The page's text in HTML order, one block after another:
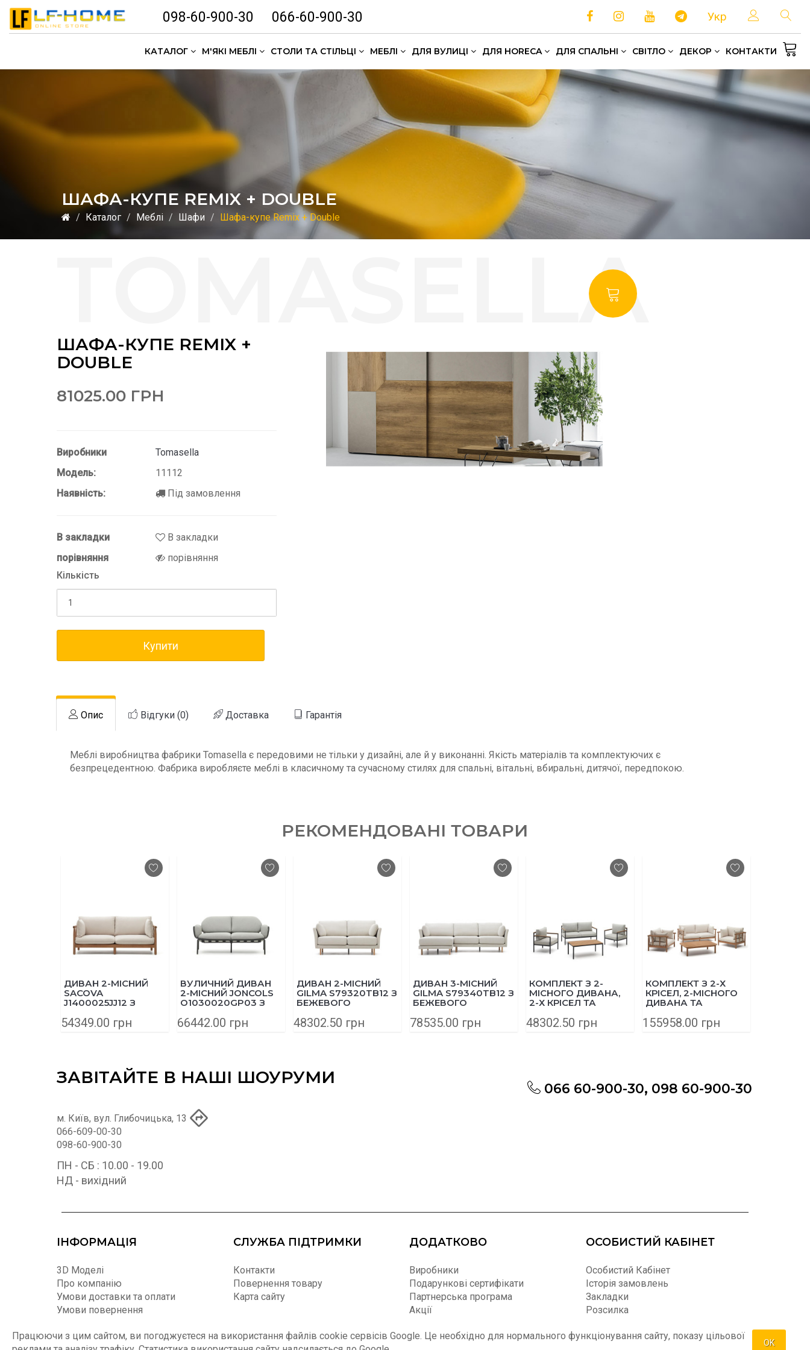
098-60-900-30 066-60-900-30 Укр
КАТАЛОГ М'ЯКІ МЕБЛІ СТОЛИ ТА СТІЛЬЦІ МЕБЛІ ДЛЯ ВУЛИЦІ ДЛЯ HORECA ДЛЯ СПАЛЬНІ СВІТЛО ДЕКОР КОНТАКТИ
ШАФА-КУПЕ REMIX + DOUBLE
Каталог Меблі Шафи Шафа-купе Remix + Double
ШАФА-КУПЕ REMIX +
DOUBLE
81025.00 ГРН
Виробники
Tomasella
Модель:
11112
Наявність:
Під замовлення
В закладки
В закладки
порівняння
порівняння
Кількість
Купити
Опис Відгуки (0) Доставка Гарантія
Меблі виробництва фабрики Tomasella є передовими не тільки у дизайні, але й у виконанні. Якість матеріалів та комплектуючих є
безпрецедентною. Фабрика виробляєте меблі в класичному та сучасному стилях для спальні, вітальні, вбиральні, дитячої, передпокою.
РЕКОМЕНДОВАНІ ТОВАРИ
ДИВАН 2-МІСНИЙ
SACOVA
J1400025JJ12 З
195 СМ
54349.00 грн
ВУЛИЧНИЙ ДИВАН
2-МІСНИЙ JONCOLS
O1030020GP03 З
СІРИЙ
66442.00 грн
ДИВАН 2-МІСНИЙ
GILMA S79320TB12 З
БЕЖЕВОГО
НІЖКАМИ З
НАТУРАЛЬНОГО
48302.50 грн
ДИВАН 3-МІСНИЙ
GILMA S79340TB12 З
БЕЖЕВОГО
НІЖКАМИ З
НАТУРАЛЬНОГО
78535.00 грн
КОМПЛЕКТ З 2-
МІСНОГО ДИВАНА,
2-Х КРІСЕЛ ТА
СТОЛИКА
AIGUAFREDA
48302.50 грн
КОМПЛЕКТ З 2-Х
КРІСЕЛ, 2-МІСНОГО
ДИВАНА ТА
СТОЛИКА SACOVA
J2100007JJ12 З
155958.00 грн
ЗАВІТАЙТЕ В НАШІ ШОУРУМИ
м. Київ, вул. Глибочицька, 13
066-609-00-30
098-60-900-30
ПН - СБ : 10.00 - 19.00
НД - вихідний
066 60-900-30, 098 60-900-30
ІНФОРМАЦІЯ
3D Моделі
Про компанію
Умови доставки та оплати
Умови повернення
Угода користувача
СЛУЖБА ПІДТРИМКИ
Контакти
Повернення товару
Карта сайту
ДОДАТКОВО
Виробники
Подарункові сертифікати
Партнерська програма
Акції
Хіти
ОСОБИСТИЙ КАБІНЕТ
Особистий Кабінет
Історія замовлень
Закладки
Розсилка
Працюючи з цим сайтом, ви погоджуєтеся на використання файлів cookie сервісів Google. Це необхідно для нормального функціонування сайту, показу цільової
OK